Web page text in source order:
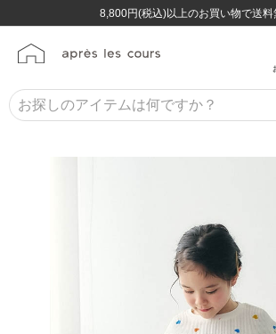
8,800円(税込)以上のお買い物で送料
ほぼ全品半額！！8/12(水)お昼12:59ま
8,800円(税込)以上のお買い物で送料
ほぼ全品半額！！8/12(水)お昼12:59ま